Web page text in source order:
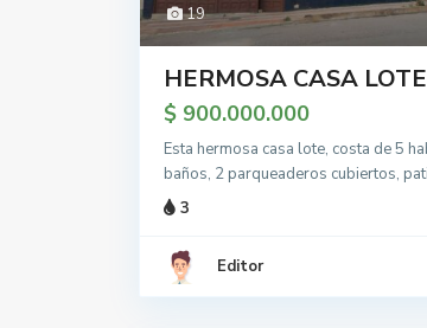
19
HERMOSA CASA LOTE
$ 900.000.000
Esta hermosa casa lote, costa de 5
baños, 2 parqueaderos cubiertos,
3
Editor